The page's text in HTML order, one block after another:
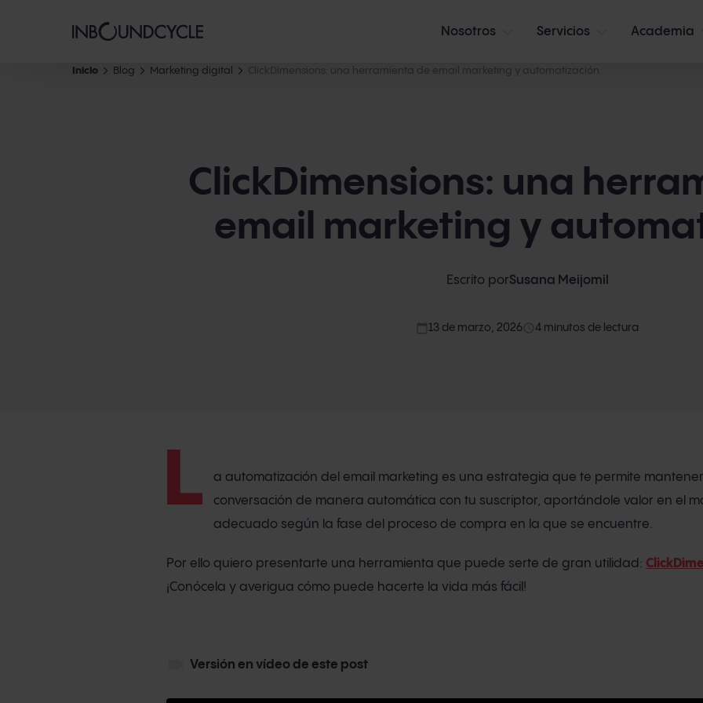
Nosotros Servicios Academia
Inicio Blog Marketing digital ClickDimensions: una herramienta de email marketing y automatización
ClickDimensions: una
email marketing y
Escrito porSusana Meijomil
4 minutos de lectura
13 de marzo, 2026
L
a automatización del email marketing es una estrategia que te permite
conversación de manera automática con tu suscriptor, aportándole valor en el
adecuado según la fase del proceso de compra en la que se encuentre.
Por ello quiero presentarte una herramienta que puede serte de gran utilidad:
¡Conócela y averigua cómo puede hacerte la vida más fácil!
Versión en vídeo de este post